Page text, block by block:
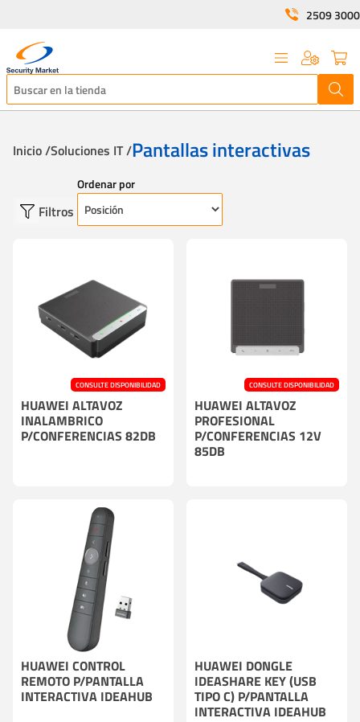
2509 3000
Inicio /Soluciones IT /Pantallas interactivas
Filtros
Ordenar por
CONSULTE DISPONIBILIDAD
HUAWEI ALTAVOZ
INALAMBRICO
P/CONFERENCIAS 82DB
CONSULTE DISPONIBILIDAD
HUAWEI ALTAVOZ
PROFESIONAL
P/CONFERENCIAS 12V
85DB
HUAWEI CONTROL
REMOTO P/PANTALLA
INTERACTIVA IDEAHUB
HUAWEI DONGLE
IDEASHARE KEY (USB
TIPO C) P/PANTALLA
INTERACTIVA IDEAHUB